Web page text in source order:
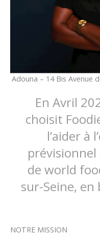
Adouna – 14 Bis Avenue
En Avril
choisit
l’aider à
de world
sur-Seine,
NOTRE MISSION